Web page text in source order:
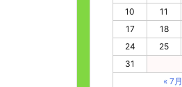
10
11
17
18
24
25
31
« 7月